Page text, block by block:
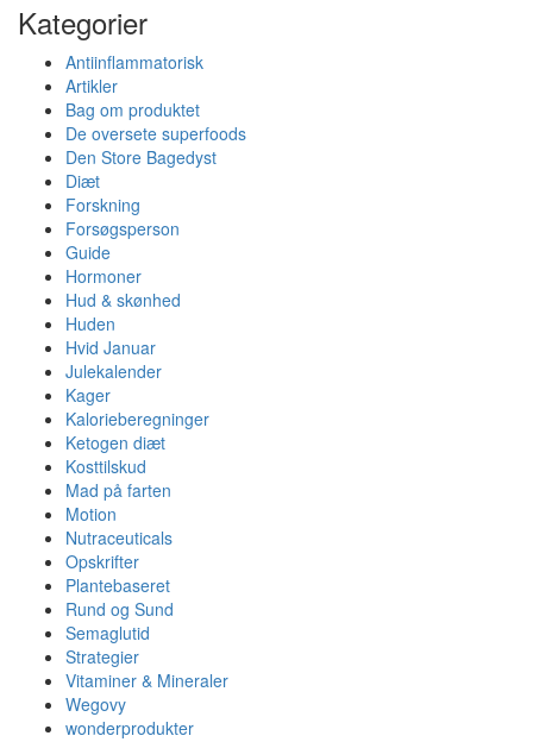
Kategorier
Antiinflammatorisk
Artikler
Bag om produktet
De oversete superfoods
Den Store Bagedyst
Diæt
Forskning
Forsøgsperson
Guide
Hormoner
Hud & skønhed
Huden
Hvid Januar
Julekalender
Kager
Kalorieberegninger
Ketogen diæt
Kosttilskud
Mad på farten
Motion
Nutraceuticals
Opskrifter
Plantebaseret
Rund og Sund
Semaglutid
Strategier
Vitaminer & Mineraler
Wegovy
wonderprodukter